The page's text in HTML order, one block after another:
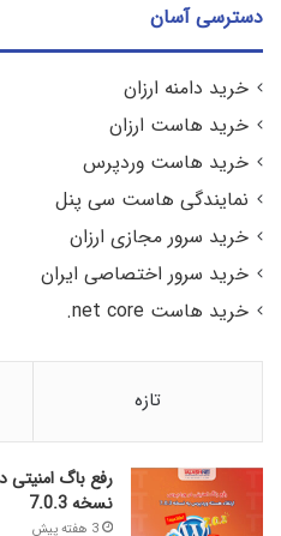
دسترسی آسان
خرید دامنه ارزان
خرید هاست ارزان
خرید هاست وردپرس
نمایندگی هاست سی پنل
خرید سرور مجازی ارزان
خرید سرور اختصاصی ایران
خرید هاست net core.
تازه
رفع باگ امنیتی
نسخه 7.0.3
3 هفته پیش